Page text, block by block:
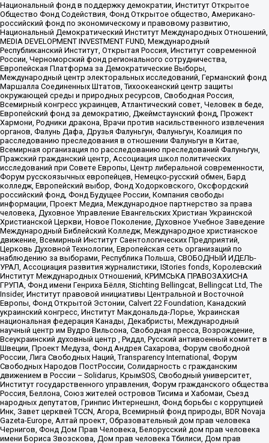
Национальный фонд в поддержку демократии, Институт Открытое
Общество Фонд Содействия, Фонд Открытое общество, Американо-
российский фонд по экономическому и правовому развитию,
Национальный Демократический Институт Международных Отношений,
MEDIA DEVELOPMENT INVESTMENT FUND, Международный
Республиканский Институт, Открытая Россия, Институт современной
России, Черноморский фонд регионального сотрудничества,
Европейская Платформа за Демократические Выборы,
Международный центр электоральных исследований, Германский фонд
Маршалла Соединенных Штатов, Тихоокеанский центр защиты
окружающей среды и природных ресурсов, Свободная Россия,
Всемирный конгресс украинцев, Атлантический совет, Человек в беде,
Европейский фонд за демократию, Джеймстаунский фонд, Прожект
Хармони, Родники дракона, Врачи против насильственного извлечения
органов, Фалунь Дафа, Друзья Фалуньгун, Фалуньгун, Коалиция по
расследованию преследования в отношении Фалуньгун в Китае,
Всемирная организация по расследованию преследований Фалуньгун,
Пражский гражданский центр, Ассоциация школ политических
исследований при Совете Европы, Центр либеральной современности,
Форум русскоязычных европейцев, Немецко-русский обмен, Бард
колледж, Европейский выбор, Фонд Ходорковского, Оксфордский
российский фонд, Фонд Будущее России, Компания свободы
информации, Проект Медиа, Международное партнерство за права
человека, Духовное Управление Евангельских Христиан Украинской
Христианской Церкви, Новое Поколение, Духовное Учебное Заведение
Международный Библейский Колледж, Международное христианское
движение, Всемирный Институт Саентологических Предприятий,
Церковь Духовной Технологии, Европейская сеть организаций по
наблюдению за выборами, Республика Польша, СВОБОДНЫЙ ИДЕЛЬ-
УРАЛ, Ассоциация развития журналистики, IStories fonds, Королевский
Институт Международных Отношений, КРИМСЬКА ПРАВОЗАХИСНА
ГРУПА, Фонд имени Генриха Бёлля, Stichting Bellingcat, Bellingcat Ltd, The
Insider, Институт правовой инициативы Центральной и Восточной
Европы, Фонд Открытой Эстонии, Calvert 22 Foundation, Канадский
украинский конгресс, Институт Макдональда-Лорье, Украинская
национальная федерация Канады, Декабристы, Международный
научный центр им Вудро Вильсона, Свободная пресса, Возрождение,
Всеукраинский духовный центр , Риддл, Русский антивоенный комитет в
Швеции, Проект Медуза, Фонд Андрея Сахарова, Форум свободной
России, Лига Свободных Наций, Transparеncy International, Форум
Свободных Народов ПостРоссии, Солидарность с гражданским
движением в России – Solidarus, КрымSOS, Свободный университет,
Институт государственного управления, Форум гражданского общества
Россия, Беллона, Союз жителей островов Тисима и Хабомаи, Съезд
народных депутатов, Гринпис Интернешнл, Фонд борьбы с коррупцией
Инк, Завет церквей TCCN, Агора, Всемирный фонд природы, BDR Novaja
Gazeta-Europe, Алтай проект, Образовательный дом прав человека
Чернигов, Фонд Дом Прав Человека, Белорусский дом прав человека
имени Бориса Звозскова, Дом прав человека Тбилиси, Дом прав